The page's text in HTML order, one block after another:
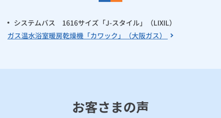
システムバス 1616サイズ「J-スタイル」（LIXIL）
ガス温水浴室暖房乾燥機「カワック」（大阪ガス）
お客さまの声